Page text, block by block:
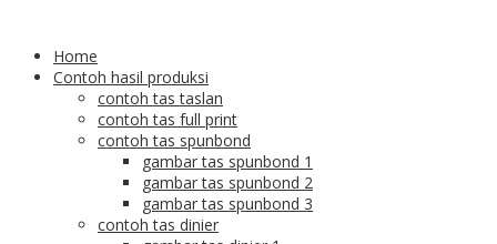
Home
Contoh hasil produksi
contoh tas taslan
contoh tas full print
contoh tas spunbond
gambar tas spunbond 1
gambar tas spunbond 2
gambar tas spunbond 3
contoh tas dinier